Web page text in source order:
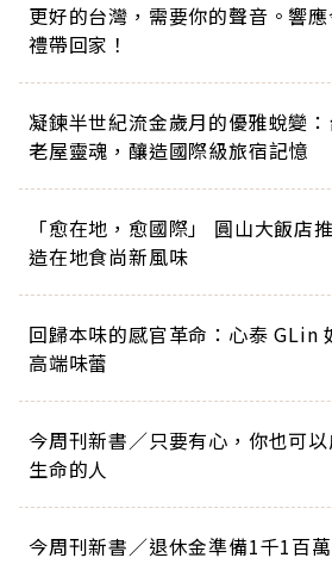
更好的台灣，需要你的聲音。響
禮帶回家！
凝鍊半世紀流金歲月的優雅蛻變
老屋靈魂，釀造國際級旅宿記憶
「愈在地，愈國際」 圓山大飯店
造在地食尚新風味
回歸本味的感官革命：心泰 GLin
高端味蕾
今周刊新書／只要有心，你也可
生命的人
今周刊新書／退休金準備1千1百